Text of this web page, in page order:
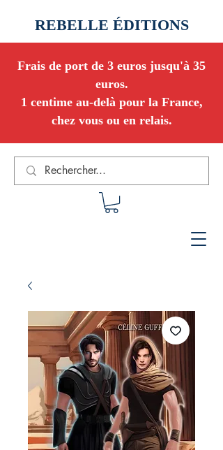
Frais de port de 3 euros jusqu'à 35
euros.
1 centime au-delà pour la France,
chez vous ou en relais.
REBELLE ÉDITIONS